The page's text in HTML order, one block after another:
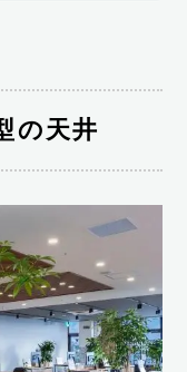
の天井